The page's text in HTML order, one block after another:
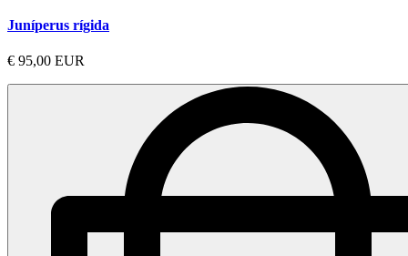
Juníperus rígida
€ 95,00 EUR